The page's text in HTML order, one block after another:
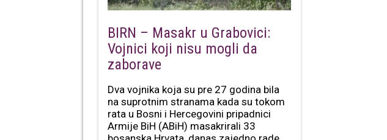
BIRN – Masakr u Grabovici:
Vojnici koji nisu mogli da
zaborave
Dva vojnika koja su pre 27 godina bila
na suprotnim stranama kada su tokom
rata u Bosni i Hercegovini pripadnici
Armije BiH (ABiH) masakrirali 33